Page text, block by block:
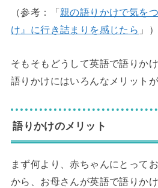
（参考：「 親の語りかけで気を
け』に行き詰まりを感じたら 」）
そもそもどうして英語で語りか
語りかけにはいろんなメリット
語りかけのメリット
まず何より、赤ちゃんにとって
から、お母さんが英語で語りか